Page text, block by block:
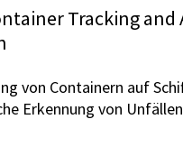
Tracking and
von Containern auf
Erkennung von